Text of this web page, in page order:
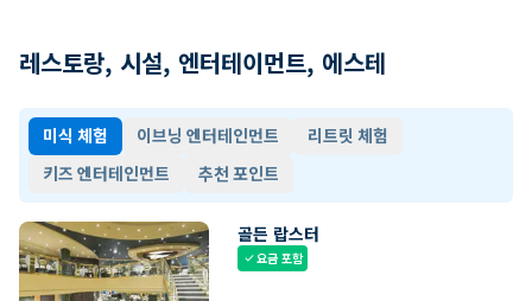
레스토랑, 시설, 엔터테이먼트, 에스테
미식 체험 이브닝 엔터테인먼트
리트릿 체험
키즈 엔터테인먼트
추천 포인트
골든 랍스터
check요금 포함